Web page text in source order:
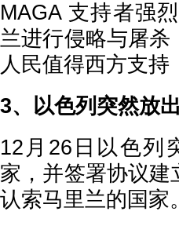
MAGA 支持者强
兰进行侵略与屠杀
人民值得西方支
3、以色列突然放
12月26日以色列
家，并签署协议
认索马里兰的国家